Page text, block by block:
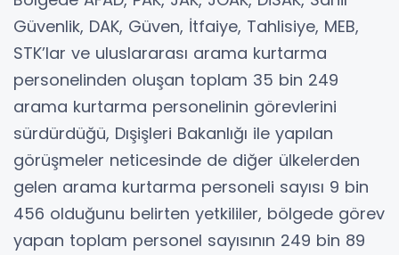
Güvenlik, DAK, Güven, İtfaiye, Tahlisiye, MEB,
STK’lar ve uluslararası arama kurtarma
personelinden oluşan toplam 35 bin 249
arama kurtarma personelinin görevlerini
sürdürdüğü, Dışişleri Bakanlığı ile yapılan
görüşmeler neticesinde de diğer ülkelerden
gelen arama kurtarma personeli sayısı 9 bin
456 olduğunu belirten yetkililer, bölgede görev
yapan toplam personel sayısının 249 bin 89